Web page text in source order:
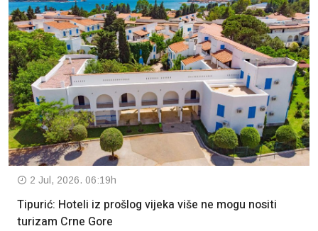
2 Jul, 2026. 06:19h
Tipurić: Hoteli iz prošlog vijeka više ne mogu nositi
turizam Crne Gore